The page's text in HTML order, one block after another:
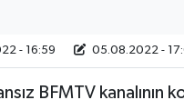
- 16:59 05.08.2022 -
BFMTV kanalının